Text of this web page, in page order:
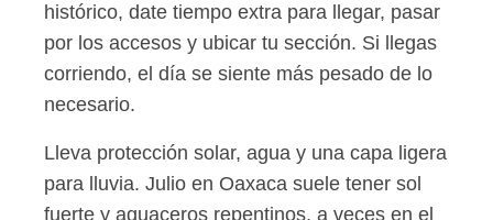
histórico, date tiempo extra para llegar, pasar
por los accesos y ubicar tu sección. Si llegas
corriendo, el día se siente más pesado de lo
necesario.
Lleva protección solar, agua y una capa ligera
para lluvia. Julio en Oaxaca suele tener sol
fuerte y aguaceros repentinos, a veces en el